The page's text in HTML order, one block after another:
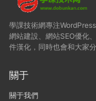
學課技術網專注
網站建設、網站SEO優化
件漢化，同時也會和大家
關于
關于我們